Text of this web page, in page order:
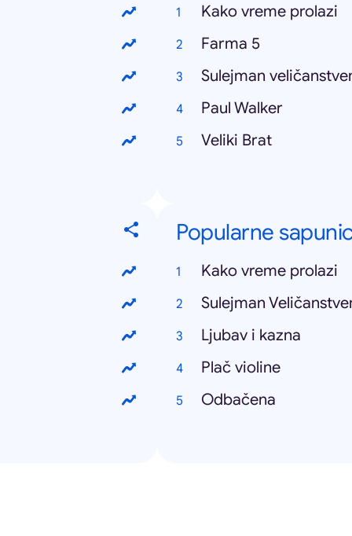
Kako vreme prolazi
Farma 5
Sulejman
Paul Walker
Veliki Brat
Popularne
Kako vreme prolazi
Sulejman
Ljubav i kazna
Plač violine
Odbačena